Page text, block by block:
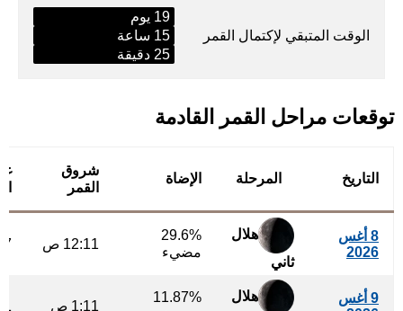
الوقت المتبقي لإكتمال القمر
19 يوم
15 ساعة
25 دقيقة
توقعات مراحل القمر القادمة
التاريخ المرحلة الإضاة
شروق
القمر
8 أغس
2026
هلال
ثاني
29.6%
مضيء
12:11 ص
9 أغس
هلال
11.87%
1:11 ص